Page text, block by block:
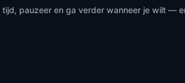
pauzeer en ga verder wanneer je wilt —